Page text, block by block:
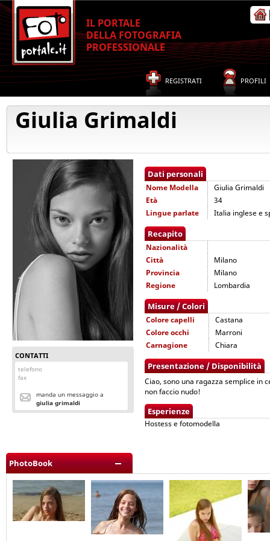
IL PORTALE
DELLA FOTOGRAFIA
PROFESSIONALE
REGISTRATI PROFILI
Giulia Grimaldi
CONTATTI
telefono
fax
manda un messaggio a
giulia grimaldi
Dati personali
Nome Modella
Giulia Grimaldi
Età
34
Lingue parlate
Italia inglese e
Recapito
Nazionalità
Città
Milano
Provincia
Milano
Regione
Lombardia
Misure / Colori
Colore capelli
Castana
Colore occhi
Marroni
Carnagione
Chiara
Presentazione / Disponibilità
Ciao, sono una ragazza semplice in
non faccio nudo!
Esperienze
Hostess e fotomodella
PhotoBook